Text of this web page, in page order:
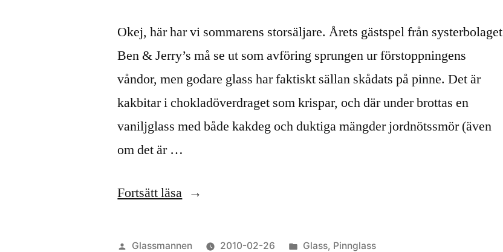
Okej, här har vi sommarens storsäljare. Årets gästspel från systerbolaget
Ben & Jerry’s må se ut som avföring sprungen ur förstoppningens
våndor, men godare glass har faktiskt sällan skådats på pinne. Det är
kakbitar i chokladöverdraget som krispar, och där under brottas en
vaniljglass med både kakdeg och duktiga mängder jordnötssmör (även
om det är …
Fortsätt läsa”Ben
Jerry’s
Publicerat
Glassmannen 2010-02-26
Publicerat
Glass, Pinnglass